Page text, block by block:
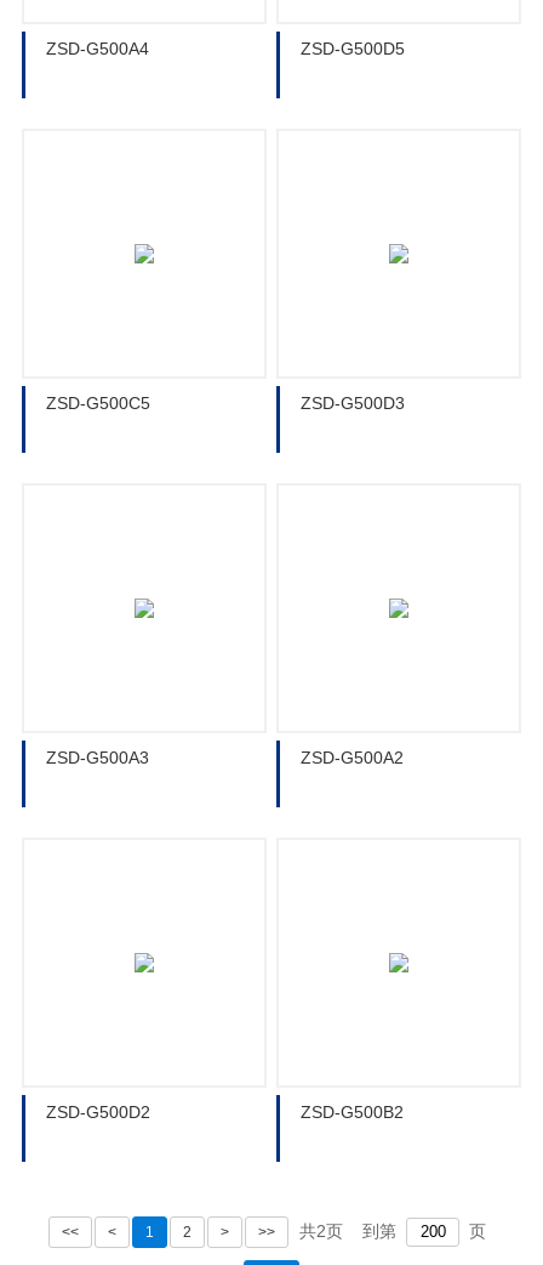
ZSD-G500A4 ZSD-G500D5
ZSD-G500C5 ZSD-G500D3
ZSD-G500A3 ZSD-G500A2
ZSD-G500D2 ZSD-G500B2
<< < 1 2 > >> 共2页 到第 页